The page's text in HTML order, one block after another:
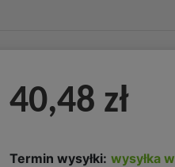
40,48 zł
Termin wysyłki: wysyłka w